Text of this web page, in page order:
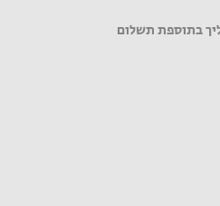
בתוספת תשלום